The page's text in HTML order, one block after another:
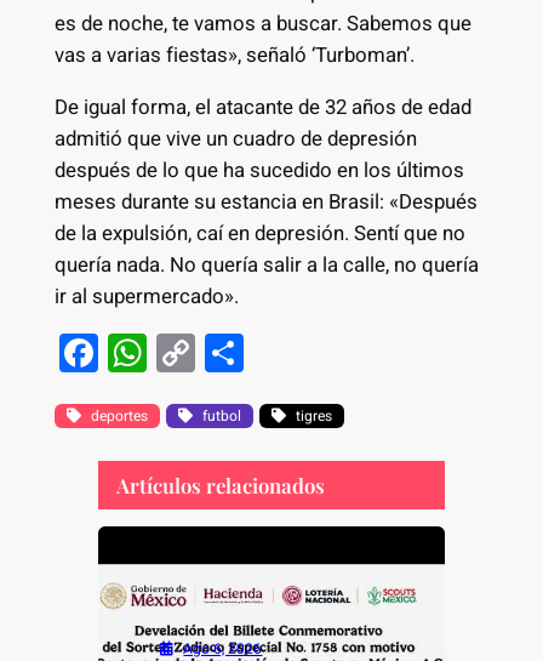
es de noche, te vamos a buscar. Sabemos que
vas a varias fiestas», señaló ‘Turboman’.
De igual forma, el atacante de 32 años de edad
admitió que vive un cuadro de depresión
después de lo que ha sucedido en los últimos
meses durante su estancia en Brasil: «Después
de la expulsión, caí en depresión. Sentí que no
quería nada. No quería salir a la calle, no quería
ir al supermercado».
F
a
c
e
b
o
o
k
W
h
at
s
A
p
p
C
o
p
y
Li
n
k
S
h
ar
e
deportes futbol tigres
Artículos relacionados
Ago 6, 2026